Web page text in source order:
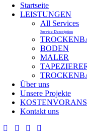
Startseite
LEISTUNGEN
All Services
Service Description
BODEN
MALER
Über uns
Unsere Projekte
Kontakt uns